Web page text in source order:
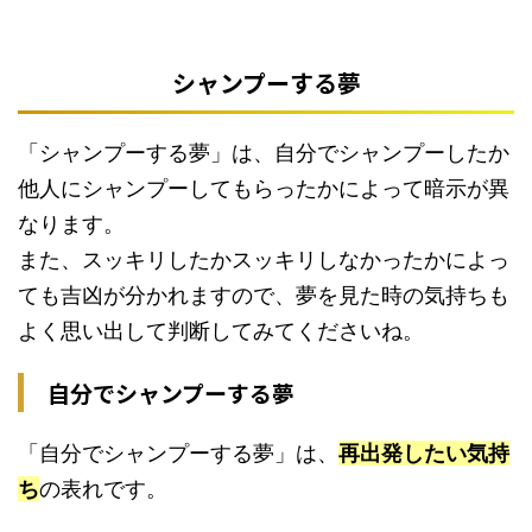
シャンプーする夢
「シャンプーする夢」は、自分でシャンプーしたか
他人にシャンプーしてもらったかによって暗示が異
なります。
また、スッキリしたかスッキリしなかったかによっ
ても吉凶が分かれますので、夢を見た時の気持ちも
よく思い出して判断してみてくださいね。
自分でシャンプーする夢
「自分でシャンプーする夢」は、 再出発したい気持
ちの表れです。